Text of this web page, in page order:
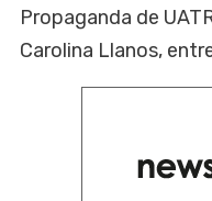
Propaganda de
Carolina Llanos,